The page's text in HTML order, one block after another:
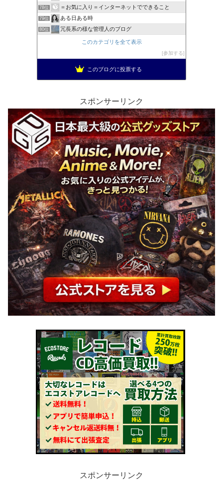
78位 ＝お気に入り＝インターネットでできること
79位 ある日ある時
80位 冗長系の様な管理人のブログ
このカテゴリを全て表示
参加する
このブログに投票する
スポンサーリンク
スポンサーリンク